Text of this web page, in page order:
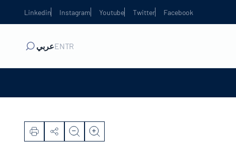
Facebook
Twitter
Youtube
Instagram
Linkedin
TR
ENعربي